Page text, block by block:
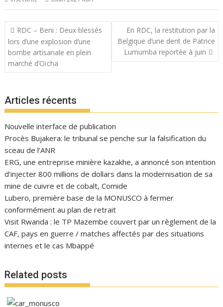
Navigation
de
l’article
RDC – Beni : Deux blessés
lors d’une explosion d’une
bombe artisanale en plein
marché d’Oïcha
En RDC, la restitution par la
Belgique d’une dent de Patrice
Lumumba reportée à juin
Articles récents
Nouvelle interface de publication
Procès Bujakera: le tribunal se penche sur la falsification du
sceau de l’ANR
ERG, une entreprise minière kazakhe, a annoncé son intention
d’injecter 800 millions de dollars dans la modernisation de sa
mine de cuivre et de cobalt, Comide
Lubero, première base de la MONUSCO à fermer
conformément au plan de retrait
Visit Rwanda : le TP Mazembe couvert par un règlement de la
CAF, pays en guerre / matches affectés par des situations
internes et le cas Mbappé
Related posts